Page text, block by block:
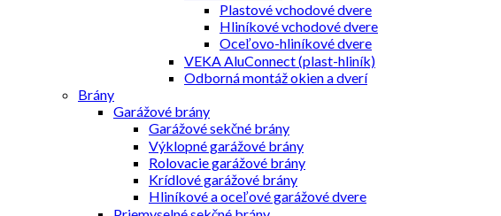
Plastové vchodové dvere
Hliníkové vchodové dvere
Oceľovo-hliníkové dvere
VEKA AluConnect (plast-hliník)
Odborná montáž okien a dverí
Brány
Garážové brány
Garážové sekčné brány
Výklopné garážové brány
Rolovacie garážové brány
Krídlové garážové brány
Hliníkové a oceľové garážové dvere